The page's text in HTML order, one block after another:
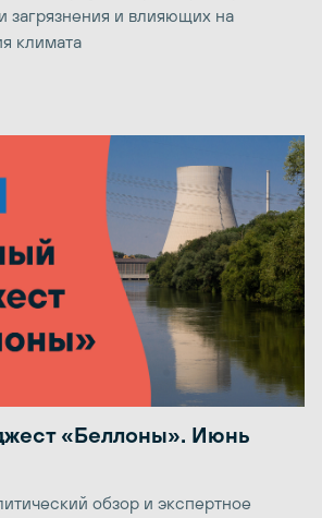
загрязнения и влияющих на
климата
«Беллоны». Июнь
обзор и экспертное